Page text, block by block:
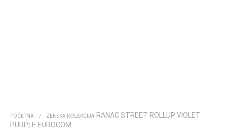
POČETNA / ŽENSKA KOLEKCIJA RANAC STREET ROLLUP VIOLET
PURPLE EUROCOM